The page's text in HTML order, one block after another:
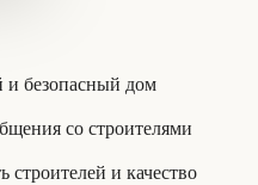
и безопасный дом
со строителями
строителей и качество